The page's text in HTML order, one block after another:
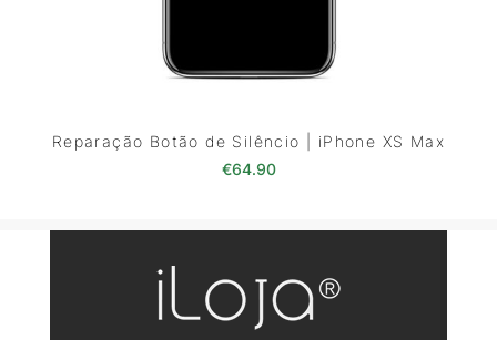
Reparação Botão de Silêncio | iPhone XS Max
€64.90